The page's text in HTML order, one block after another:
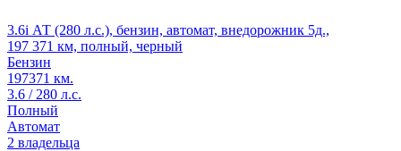
3.6i АТ (280 л.с.), бензин, автомат, внедорожник 5д.,
197 371 км, полный, черный
Бензин
197371 км.
3.6 / 280 л.с.
Полный
Автомат
2 владельца